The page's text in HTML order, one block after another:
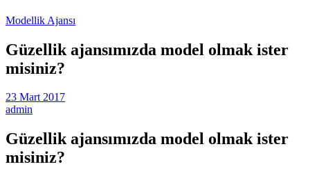
Modellik Ajansı
Güzellik ajansımızda model olmak ister
misiniz?
23 Mart 2017
admin
Güzellik ajansımızda model olmak ister
misiniz?